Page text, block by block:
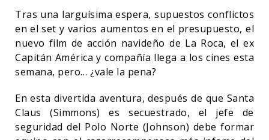
Tras una larguísima espera, supuestos conflictos
en el set y varios aumentos en el presupuesto, el
nuevo film de acción navideño de La Roca, el ex
Capitán América y compañía llega a los cines esta
semana, pero… ¿vale la pena?
En esta divertida aventura, después de que Santa
Claus (Simmons) es secuestrado, el jefe de
seguridad del Polo Norte (Johnson) debe formar